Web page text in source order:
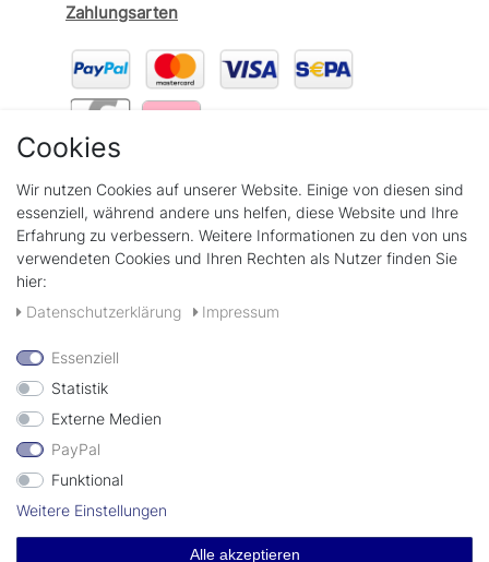
Zahlungsarten
+49(0)89 58808889
Kontaktformular
© Copyright 2026 | lecksteine-shop.de by imima GmbH
Cookies
Wir nutzen Cookies auf unserer Website. Einige von diesen sind
essenziell, während andere uns helfen, diese Website und Ihre
Erfahrung zu verbessern. Weitere Informationen zu den von uns
verwendeten Cookies und Ihren Rechten als Nutzer finden Sie
hier:
Daten­schutz­erklärung
Impressum
Essenziell
Statistik
Externe Medien
PayPal
Funktional
Weitere Einstellungen
Alle akzeptieren